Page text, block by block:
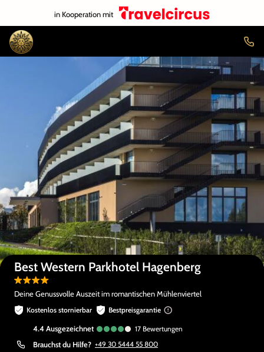
in Kooperation mit
Auf der Karte anzeigen
Best Western Parkhotel Hagenberg
Deine Genussvolle Auszeit im romantischen Mühlenviertel
Kostenlos stornierbar Bestpreisgarantie
4.4 ausgezeichnet 17 Bewertungen
Brauchst du Hilfe? +49 30 5444 55 800